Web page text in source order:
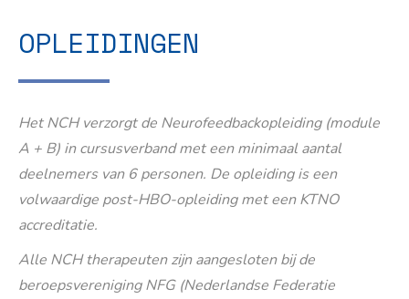
OPLEIDINGEN
Het NCH verzorgt de Neurofeedbackopleiding (module
A + B) in cursusverband met een minimaal aantal
deelnemers van 6 personen. De opleiding is een
volwaardige post-HBO-opleiding met een KTNO
accreditatie.
Alle NCH therapeuten zijn aangesloten bij de
beroepsvereniging NFG (Nederlandse Federatie